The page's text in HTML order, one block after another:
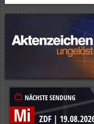
NÄCHSTE SENDUNG
Mi ZDF |